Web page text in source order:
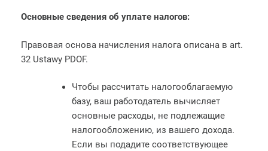
Основные сведения об уплате налогов:
Правовая основа начисления налога описана в art.
32 Ustawy PDOF.
Чтобы рассчитать налогооблагаемую
базу, ваш работодатель вычисляет
основные расходы, не подлежащие
налогообложению, из вашего дохода.
Если вы подадите соответствующее